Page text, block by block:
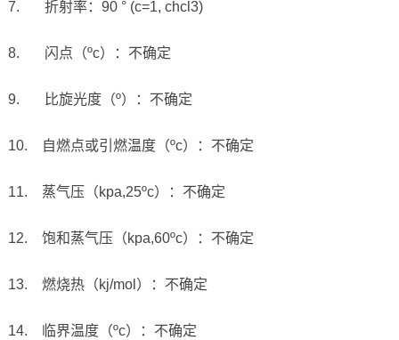
7. 折射率：90 ° (c=1, chcl3)
8. 闪点（ºc）：不确定
9. 比旋光度（º）：不确定
10. 自燃点或引燃温度（ºc）：不确定
11. 蒸气压（kpa,25ºc）：不确定
12. 饱和蒸气压（kpa,60ºc）：不确定
13. 燃烧热（kj/mol）：不确定
14. 临界温度（ºc）：不确定